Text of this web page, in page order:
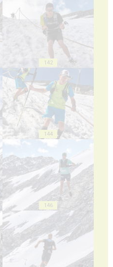
142
144
146